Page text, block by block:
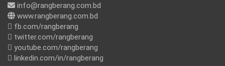
info@rangberang.com.bd
www.rangberang.com.bd
fb.com/rangberang
twitter.com/rangberang
youtube.com/rangberang
linkedin.com/in/rangberang